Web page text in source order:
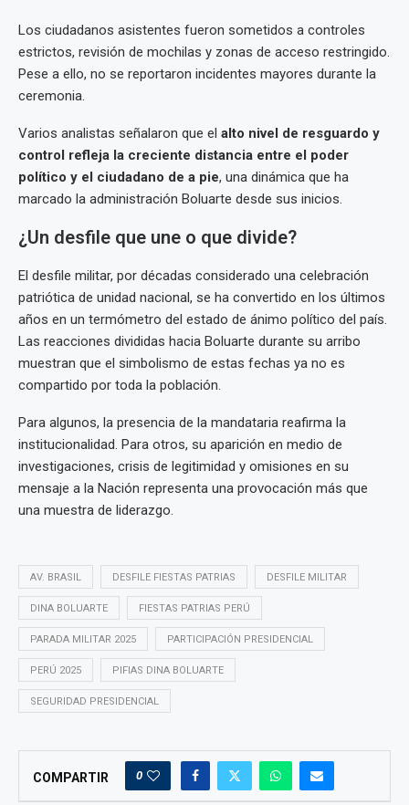
Los ciudadanos asistentes fueron sometidos a controles
estrictos, revisión de mochilas y zonas de acceso restringido.
Pese a ello, no se reportaron incidentes mayores durante la
ceremonia.
Varios analistas señalaron que el alto nivel de resguardo y
control refleja la creciente distancia entre el poder
político y el ciudadano de a pie, una dinámica que ha
marcado la administración Boluarte desde sus inicios.
¿Un desfile que une o que divide?
El desfile militar, por décadas considerado una celebración
patriótica de unidad nacional, se ha convertido en los últimos
años en un termómetro del estado de ánimo político del país.
Las reacciones divididas hacia Boluarte durante su arribo
muestran que el simbolismo de estas fechas ya no es
compartido por toda la población.
Para algunos, la presencia de la mandataria reafirma la
institucionalidad. Para otros, su aparición en medio de
investigaciones, crisis de legitimidad y omisiones en su
mensaje a la Nación representa una provocación más que
una muestra de liderazgo.
AV. BRASIL DESFILE FIESTAS PATRIAS DESFILE MILITAR
DINA BOLUARTE FIESTAS PATRIAS PERÚ
PARADA MILITAR 2025 PARTICIPACIÓN PRESIDENCIAL
PERÚ 2025 PIFIAS DINA BOLUARTE
SEGURIDAD PRESIDENCIAL
COMPARTIR 0